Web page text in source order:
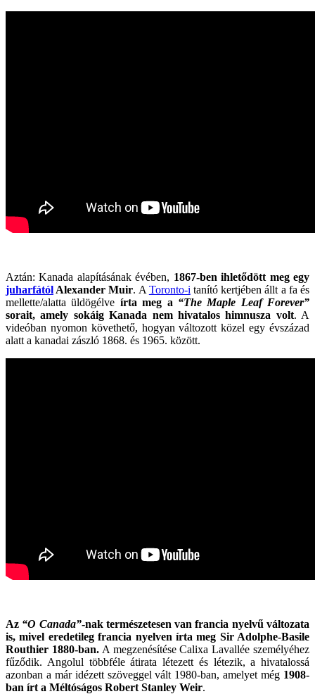
Aztán: Kanada alapításának évében, 1867-ben ihletődött meg egy
juharfától Alexander Muir. A Toronto-i tanító kertjében állt a fa és
mellette/alatta üldögélve írta meg a “The Maple Leaf Forever”
sorait, amely sokáig Kanada nem hivatalos himnusza volt. A
videóban nyomon követhető, hogyan változott közel egy évszázad
alatt a kanadai zászló 1868. és 1965. között.
Az “O Canada”-nak természetesen van francia nyelvű változata
is, mivel eredetileg francia nyelven írta meg Sir Adolphe-Basile
Routhier 1880-ban.A megzenésítése Calixa Lavallée személyéhez
fűződik. Angolul többféle átirata létezett és létezik, a hivatalossá
azonban a már idézett szöveggel vált 1980-ban, amelyet még 1908-
ban írt a Méltóságos Robert Stanley Weir.